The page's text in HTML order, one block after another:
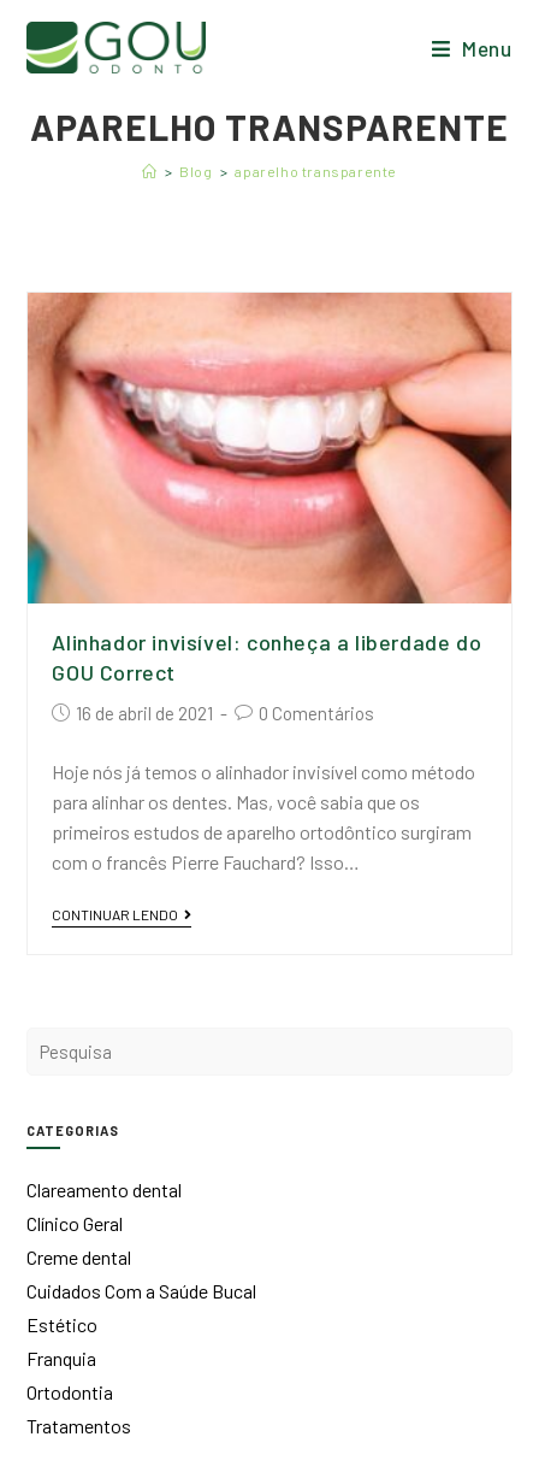
Menu
APARELHO TRANSPARENTE
> Blog > aparelho transparente
Alinhador invisível: conheça a liberdade do
GOU Correct
16 de abril de 2021 0 Comentários
Hoje nós já temos o alinhador invisível como método
para alinhar os dentes. Mas, você sabia que os
primeiros estudos de aparelho ortodôntico surgiram
com o francês Pierre Fauchard? Isso…
CONTINUAR LENDO
CATEGORIAS
Clareamento dental
Clínico Geral
Creme dental
Cuidados Com a Saúde Bucal
Estético
Franquia
Ortodontia
Tratamentos